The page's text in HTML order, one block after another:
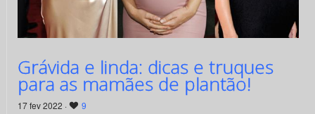
Grávida e linda: dicas e truques
para as mamães de plantão!
17 fev 2022 · 9